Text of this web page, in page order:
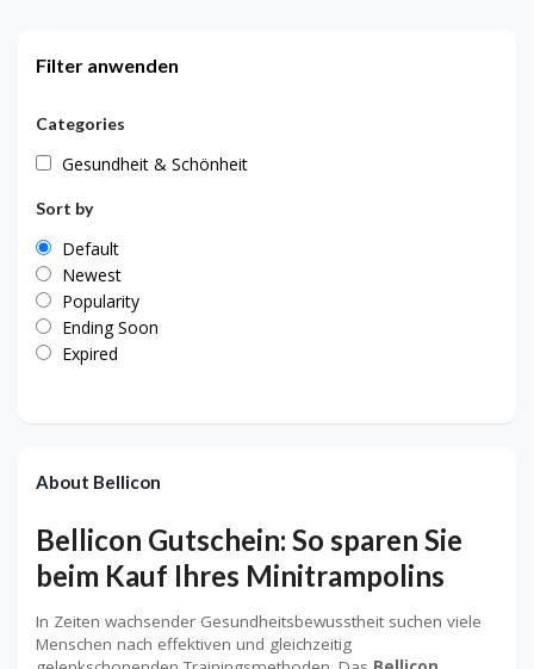
Filter anwenden
Categories
Gesundheit & Schönheit
Sort by
Default
Newest
Popularity
Ending Soon
Expired
About Bellicon
Bellicon Gutschein: So sparen Sie
beim Kauf Ihres Minitrampolins
In Zeiten wachsender Gesundheitsbewusstheit suchen viele
Menschen nach effektiven und gleichzeitig